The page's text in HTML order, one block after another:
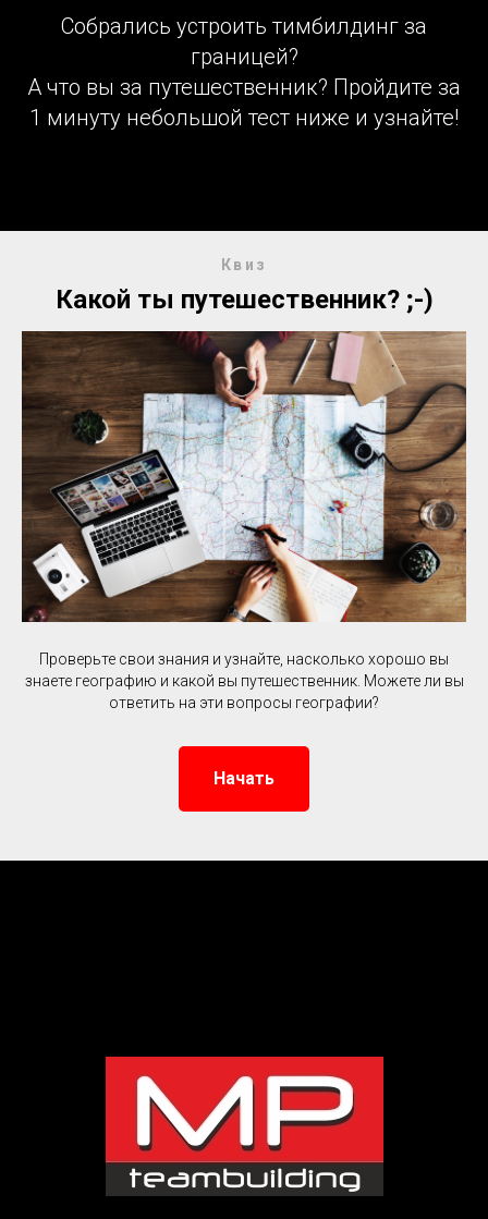
Собрались устроить тимбилдинг за
границей?
А что вы за путешественник? Пройдите за
1 минуту небольшой тест ниже и узнайте!
Квиз
Какой ты путешественник? ;-)
Проверьте свои знания и узнайте, насколько хорошо вы
знаете географию и какой вы путешественник. Можете ли вы
ответить на эти вопросы географии?
Начать